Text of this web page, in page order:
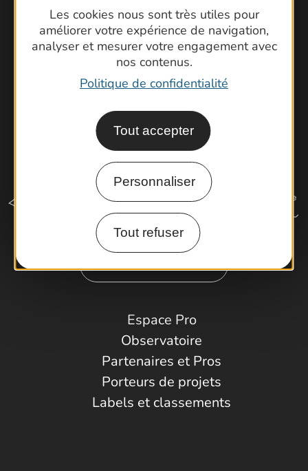
Les cookies nous sont très utiles pour
améliorer votre expérience de navigation,
analyser et mesurer votre engagement avec
nos contenus.
Politique de confidentialité
Tout accepter
Personnaliser
Tout refuser
Cartoguides et Topoguides
Latitude Gard
Comment venir ?
Espace Pro
Observatoire
Partenaires et Pros
Porteurs de projets
Labels et classements